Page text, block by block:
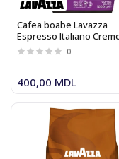
Cafea boabe Lavazza
Espresso Italiano
Kg
0
400,00 MDL